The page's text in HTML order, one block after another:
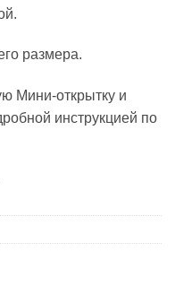
размера.
Мини-открытку и
инструкцией по